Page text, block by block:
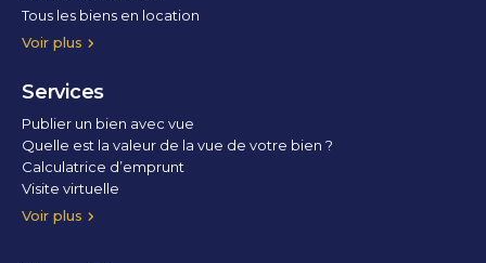
Voir plus
Tous les biens en location
Services
Voir plus
Publier un bien avec vue
Quelle est la valeur de la vue de votre bien ?
Calculatrice d’emprunt
Visite virtuelle
Home staging